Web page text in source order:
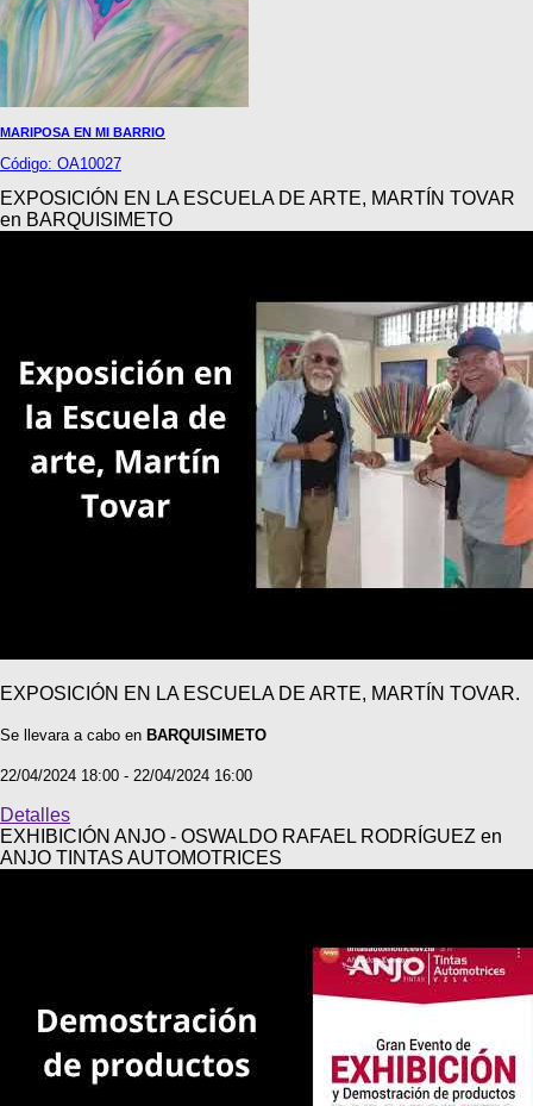
MARIPOSA EN MI BARRIO
Código: OA10027
EXPOSICIÓN EN LA ESCUELA DE ARTE, MARTÍN TOVAR
en BARQUISIMETO
EXPOSICIÓN EN LA ESCUELA DE ARTE, MARTÍN TOVAR.
Se llevara a cabo en BARQUISIMETO
22/04/2024 18:00 - 22/04/2024 16:00
Detalles
EXHIBICIÓN ANJO - OSWALDO RAFAEL RODRÍGUEZ en
ANJO TINTAS AUTOMOTRICES